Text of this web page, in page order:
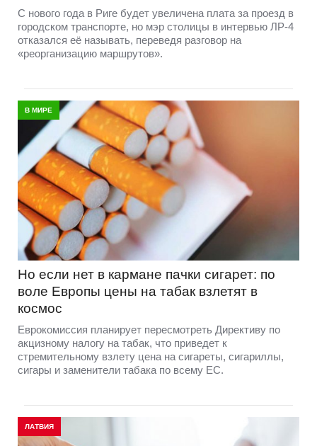
С нового года в Риге будет увеличена плата за проезд в
городском транспорте, но мэр столицы в интервью ЛР-4
отказался её называть, переведя разговор на
«реорганизацию маршрутов».
В МИРЕ
Но если нет в кармане пачки сигарет: по
воле Европы цены на табак взлетят в
космос
Еврокомиссия планирует пересмотреть Директиву по
акцизному налогу на табак, что приведет к
стремительному взлету цена на сигареты, сигариллы,
сигары и заменители табака по всему ЕС.
ЛАТВИЯ